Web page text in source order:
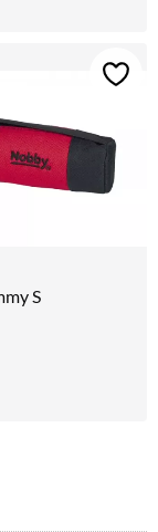
S
Lägg